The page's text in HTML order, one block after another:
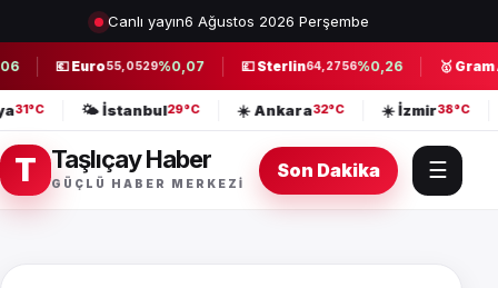
Canlı yayın6 Ağustos 2026 Perşembe
💶 Euro55,0529%0,07 💷 Sterlin64,2756%0,26 🥇 Gram
31°C 🌤️ İstanbul29°C ☀️ Ankara32°C ☀️ İzmir38°C
T Taşlıçay Haber
GÜÇLÜ HABER MERKEZI
Son Dakika ☰